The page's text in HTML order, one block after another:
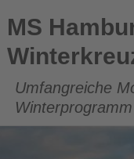
MS Hamburg erhält
MS
Umfangreiche
Winterprogramm